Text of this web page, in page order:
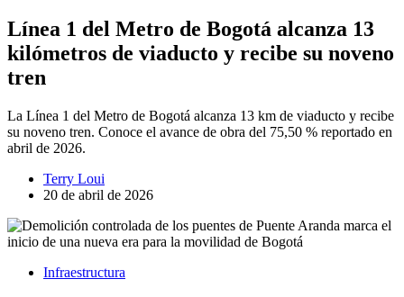
Línea 1 del Metro de Bogotá alcanza 13
kilómetros de viaducto y recibe su noveno
tren
La Línea 1 del Metro de Bogotá alcanza 13 km de viaducto y recibe
su noveno tren. Conoce el avance de obra del 75,50 % reportado en
abril de 2026.
Terry Loui
20 de abril de 2026
Infraestructura